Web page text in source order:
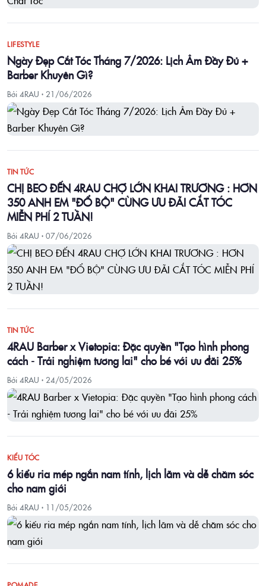
LIFESTYLE
Ngày Đẹp Cắt Tóc Tháng 7/2026: Lịch Âm Đầy Đủ +
Barber Khuyên Gì?
Bởi 4RAU · 21/06/2026
TIN TỨC
CHỊ BEO ĐẾN 4RAU CHỢ LỚN KHAI TRƯƠNG : HƠN
350 ANH EM "ĐỔ BỘ" CÙNG ƯU ĐÃI CẮT TÓC
MIỄN PHÍ 2 TUẦN!
Bởi 4RAU · 07/06/2026
TIN TỨC
4RAU Barber x Vietopia: Đặc quyền "Tạo hình phong
cách - Trải nghiệm tương lai" cho bé với ưu đãi 25%
Bởi 4RAU · 24/05/2026
KIỂU TÓC
6 kiểu ria mép ngắn nam tính, lịch lãm và dễ chăm sóc
cho nam giới
Bởi 4RAU · 11/05/2026